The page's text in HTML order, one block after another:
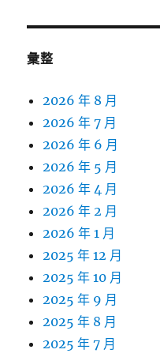
鍵
彙整
2026 年 8 月
2026 年 7 月
2026 年 6 月
2026 年 5 月
2026 年 4 月
2026 年 2 月
2026 年 1 月
2025 年 12 月
2025 年 10 月
2025 年 9 月
2025 年 8 月
2025 年 7 月